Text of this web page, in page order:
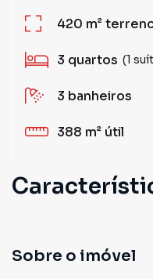
420 m²
3 quartos (1
3 banheiros
388 m² útil
Escritório
Sobre o imóvel